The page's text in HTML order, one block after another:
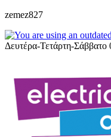
zemez827
Δευτέρα-Τετάρτη-